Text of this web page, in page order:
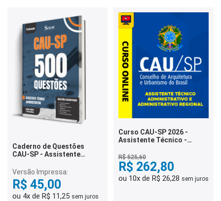
Caderno de Questões
CAU-SP - Assistente
500 Questões Gabaritadas
Versão Impressa:
R$ 45,00
ou 4x de R$ 11,25 sem juros
Curso CAU-SP 2026 -
Assistente Técnico -
Administrativo Regional
R$ 525,60
R$ 262,80
ou 10x de R$ 26,28 sem juros